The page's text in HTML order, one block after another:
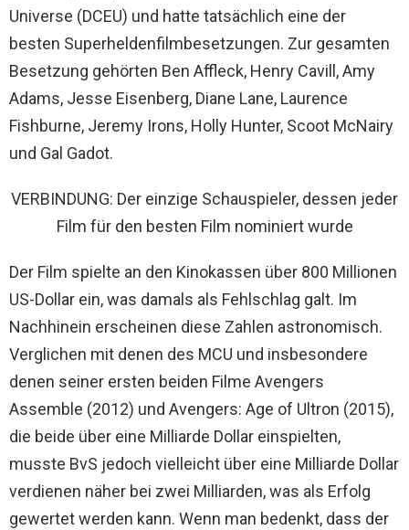
Universe (DCEU) und hatte tatsächlich eine der
besten Superheldenfilmbesetzungen. Zur gesamten
Besetzung gehörten Ben Affleck, Henry Cavill, Amy
Adams, Jesse Eisenberg, Diane Lane, Laurence
Fishburne, Jeremy Irons, Holly Hunter, Scoot McNairy
und Gal Gadot.
VERBINDUNG: Der einzige Schauspieler, dessen jeder
Film für den besten Film nominiert wurde
Der Film spielte an den Kinokassen über 800 Millionen
US-Dollar ein, was damals als Fehlschlag galt. Im
Nachhinein erscheinen diese Zahlen astronomisch.
Verglichen mit denen des MCU und insbesondere
denen seiner ersten beiden Filme Avengers
Assemble (2012) und Avengers: Age of Ultron (2015),
die beide über eine Milliarde Dollar einspielten,
musste BvS jedoch vielleicht über eine Milliarde Dollar
verdienen näher bei zwei Milliarden, was als Erfolg
gewertet werden kann. Wenn man bedenkt, dass der